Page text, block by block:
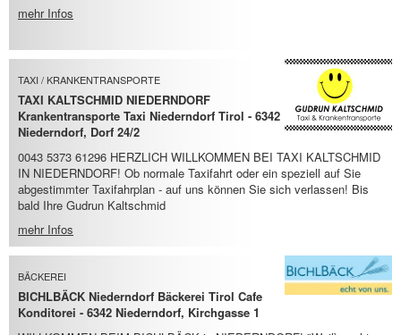
mehr Infos
TAXI / KRANKENTRANSPORTE
TAXI KALTSCHMID NIEDERNDORF
Krankentransporte Taxi Niederndorf Tirol - 6342
Niederndorf, Dorf 24/2
0043 5373 61296 HERZLICH WILLKOMMEN BEI TAXI KALTSCHMID
IN NIEDERNDORF! Ob normale Taxifahrt oder ein speziell auf Sie
abgestimmter Taxifahrplan - auf uns können Sie sich verlassen! Bis
bald Ihre Gudrun Kaltschmid
mehr Infos
BÄCKEREI
BICHLBÄCK Niederndorf Bäckerei Tirol Cafe
Konditorei - 6342 Niederndorf, Kirchgasse 1